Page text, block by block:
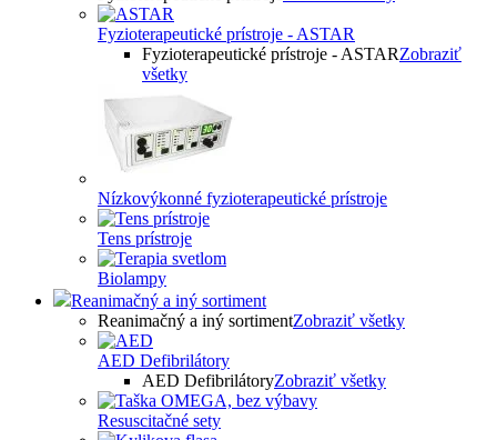
Fyzioterapeutické prístroje - ASTAR
Fyzioterapeutické prístroje - ASTARZobraziť
všetky
Nízkovýkonné fyzioterapeutické prístroje
Tens prístroje
Biolampy
Reanimačný a iný sortiment
Reanimačný a iný sortimentZobraziť všetky
AED Defibrilátory
AED DefibrilátoryZobraziť všetky
Resuscitačné sety